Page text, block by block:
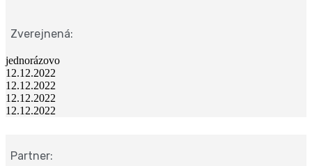
Zverejnená:
jednorázovo
12.12.2022
12.12.2022
12.12.2022
12.12.2022
Partner: